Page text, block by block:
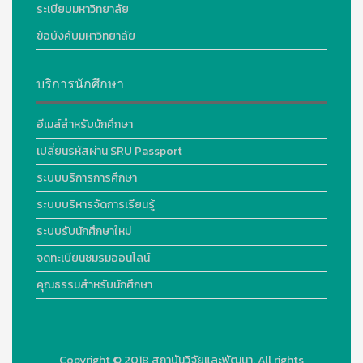
ระเบียบมหาวิทยาลัย
ข้อบังคับมหาวิทยาลัย
บริการนักศึกษา
อีเมล์สำหรับนักศึกษา
เปลี่ยนรหัสผ่าน SRU Passport
ระบบบริการการศึกษา
ระบบบริหารจัดการเรียนรู้
ระบบรับนักศึกษาใหม่
จดทะเบียนชมรมออนไลน์
คุณธรรมสำหรับนักศึกษา